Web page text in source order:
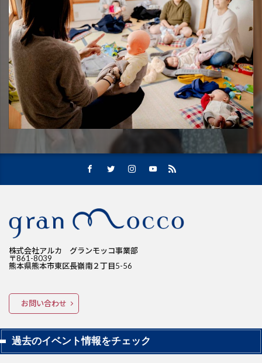
株式会社アルカ グランモッコ事業部
〒861-8039
熊本県熊本市東区長嶺南２丁目5-56
お問い合わせ
過去のイベント情報をチェック